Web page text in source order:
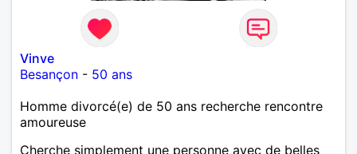
Vinve
Besançon - 50 ans
Homme divorcé(e) de 50 ans recherche rencontre
amoureuse
Cherche simplement une personne avec de belles